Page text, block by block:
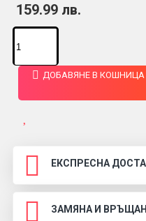
159.99 лв.
ДОБАВЯНЕ В КОШНИЦА
ЕКСПРЕСНА
ЗАМЯНА И